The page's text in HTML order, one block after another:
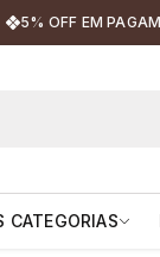
5% OFF EM
CATEGORIAS